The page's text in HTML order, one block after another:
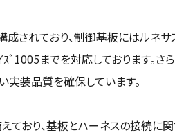
されており、制御基板にはルネ
ｽﾞ1005までを対応しております
実装品質を確保しています。
ており、基板とハーネスの接続